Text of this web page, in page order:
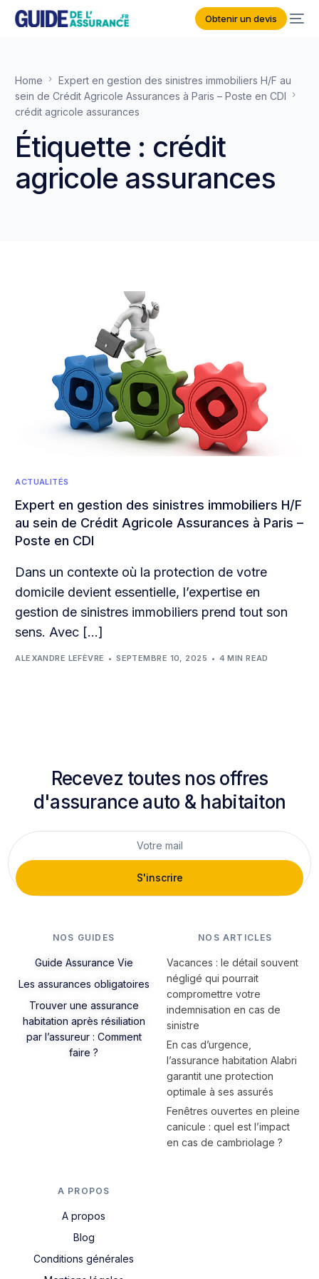
Obtenir un devis
Home
Expert en gestion des sinistres immobiliers H/F au
sein de Crédit Agricole Assurances à Paris – Poste en CDI
crédit agricole assurances
Étiquette : crédit
agricole assurances
ACTUALITÉS
Expert en gestion des sinistres immobiliers H/F
au sein de Crédit Agricole Assurances à Paris –
Poste en CDI
Dans un contexte où la protection de votre
domicile devient essentielle, l’expertise en
gestion de sinistres immobiliers prend tout son
sens. Avec […]
ALEXANDRE LEFÈVRE SEPTEMBRE 10, 2025 4 MIN READ
Recevez toutes nos offres
d'assurance auto & habitaiton
S'inscrire
NOS GUIDES
Guide Assurance Vie
Les assurances obligatoires
Trouver une assurance
habitation après résiliation
par l’assureur : Comment
faire ?
NOS ARTICLES
Vacances : le détail souvent
négligé qui pourrait
compromettre votre
indemnisation en cas de
sinistre
En cas d’urgence,
l’assurance habitation Alabri
garantit une protection
optimale à ses assurés
Fenêtres ouvertes en pleine
canicule : quel est l’impact
en cas de cambriolage ?
A PROPOS
A propos
Blog
Conditions générales